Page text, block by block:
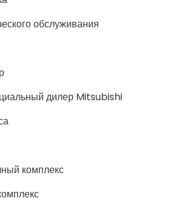
обслуживания
дилер Mitsubishi
комплекс